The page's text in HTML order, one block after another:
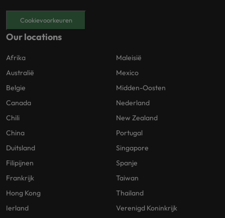
Cookievoorkeuren
Our locations
Afrika
Australië
Belgie
Canada
Chili
China
Duitsland
Filipijnen
Frankrijk
Hong Kong
Ierland
Maleisië
Mexico
Midden-Oosten
Nederland
New Zealand
Portugal
Singapore
Spanje
Taiwan
Thailand
Verenigd Koninkrijk